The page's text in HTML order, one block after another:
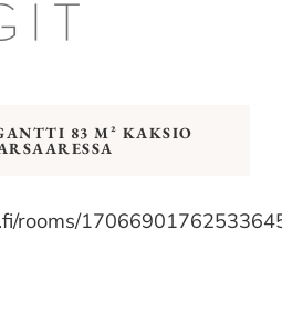
83 M² KAKSIO
rooms/